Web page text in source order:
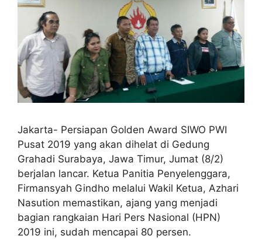
Jakarta- Persiapan Golden Award SIWO PWI
Pusat 2019 yang akan dihelat di Gedung
Grahadi Surabaya, Jawa Timur, Jumat (8/2)
berjalan lancar. Ketua Panitia Penyelenggara,
Firmansyah Gindho melalui Wakil Ketua, Azhari
Nasution memastikan, ajang yang menjadi
bagian rangkaian Hari Pers Nasional (HPN)
2019 ini, sudah mencapai 80 persen.